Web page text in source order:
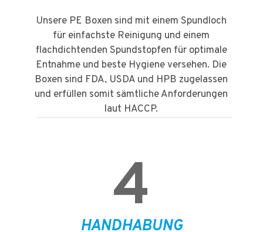
Unsere PE Boxen sind mit einem Spundloch
für einfachste Reinigung und einem
flachdichtenden Spundstopfen für optimale
Entnahme und beste Hygiene versehen. Die
Boxen sind FDA, USDA und HPB zugelassen
und erfüllen somit sämtliche Anforderungen
laut HACCP.
4
HANDHABUNG